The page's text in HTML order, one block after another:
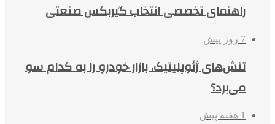
راهنمای تخصصی انتخاب گیربکس صنعتی
7 روز پیش
تنش‌های ژئوپلیتیک، بازار خودرو را به کدام سو
می‌برد؟
1 هفته پیش